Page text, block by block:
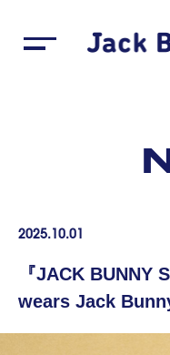
2025. 10.01
『JACK BUNNY
wears Jack